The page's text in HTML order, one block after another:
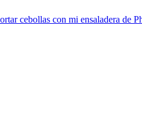
cebollas con mi ensaladera de